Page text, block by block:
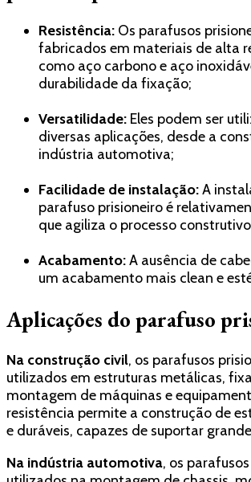
Resistência: Os parafusos
fabricados em materiais de alta
como aço carbono e aço
durabilidade da fixação;
Versatilidade: Eles podem ser
diversas aplicações, desde a
indústria automotiva;
Facilidade de instalação:A
parafuso prisioneiro é
que agiliza o processo
Acabamento:A ausência de
um acabamento mais clean e
Aplicações do parafuso
Na construção civil, os parafusos
utilizados em estruturas metálicas,
montagem de máquinas e
resistência permite a construção de
e duráveis, capazes de suportar
Na indústria automotiva, os